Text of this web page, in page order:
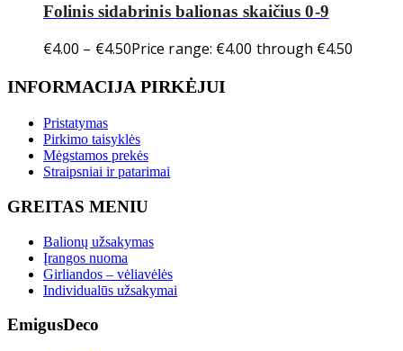
Folinis sidabrinis balionas skaičius 0-9
€4.00 – €4.50Price range: €4.00 through €4.50
INFORMACIJA PIRKĖJUI
Pristatymas
Pirkimo taisyklės
Mėgstamos prekės
Straipsniai ir patarimai
GREITAS MENIU
Balionų užsakymas
Įrangos nuoma
Girliandos – vėliavėlės
Individualūs užsakymai
EmigusDeco